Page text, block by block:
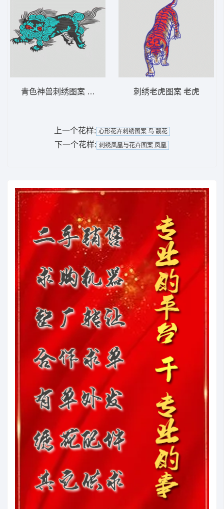
青色神兽刺绣图案 麒麟 中国风 吉祥刺绣老虎图案 老虎
上一个花样: 心形花卉刺绣图案 鸟 靓花
下一个花样: 刺绣凤凰与花卉图案 凤凰